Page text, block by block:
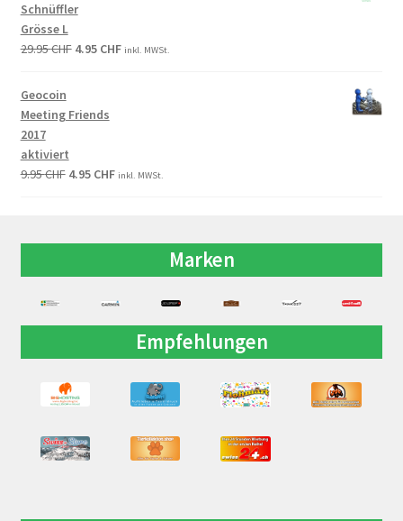
Schnüffler
Grösse L
29.95CHF 4.95 CHF inkl. MWSt.
Geocoin
Meeting Friends
2017
aktiviert
9.95CHF 4.95 CHF inkl. MWSt.
Marken
Empfehlungen